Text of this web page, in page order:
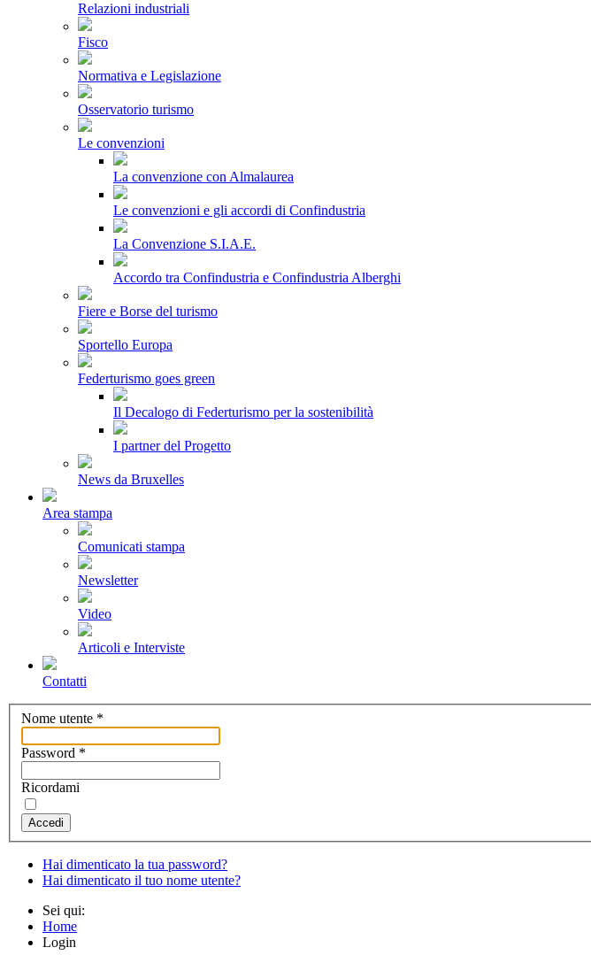
Relazioni industriali
Fisco
Normativa e Legislazione
Osservatorio turismo
Le convenzioni
La convenzione con Almalaurea
Le convenzioni e gli accordi di Confindustria
La Convenzione S.I.A.E.
Accordo tra Confindustria e Confindustria Alberghi
Fiere e Borse del turismo
Sportello Europa
Federturismo goes green
Il Decalogo di Federturismo per la sostenibilità
I partner del Progetto
News da Bruxelles
Area stampa
Comunicati stampa
Newsletter
Video
Articoli e Interviste
Contatti
Nome utente *
Password *
Ricordami
Accedi
Hai dimenticato la tua password?
Hai dimenticato il tuo nome utente?
Sei qui:
Home
Login